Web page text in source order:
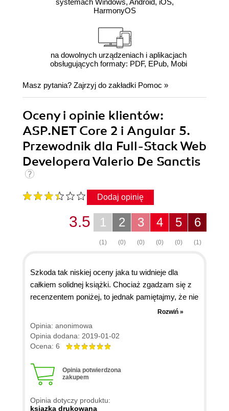
systemach Windows, Android, iOS,
HarmonyOS
na dowolnych urządzeniach i aplikacjach
obsługujących formaty: PDF, EPub, Mobi
Masz pytania? Zajrzyj do zakładki Pomoc »
Oceny i opinie klientów:
ASP.NET Core 2 i Angular 5.
Przewodnik dla Full-Stack Web
Developera Valerio De Sanctis
Dodaj opinię
6
(1)
5
(0)
4
(0)
3
(0)
2
(0)
1
(1)
3.5
Szkoda tak niskiej oceny jaka tu widnieje dla
całkiem solidnej książki. Chociaż zgadzam się z
recenzentem poniżej, to jednak pamiętajmy, że nie
autor książki zawinił, to wina Helionu i jego
"opieszałości" w tłumaczeniu książek. Kupiłem tę
książkę tylko dlatego, że była w mocnej promocji,
oznaczona jako NOWOŚĆ (wyszła w Helionie
zakupu jest już preview .NET Core 3 (po udanych
i ważnych aktualizacjach 2.1 i 2.2) oraz Angular 7.
żeby trochę załagodzić średnią po pierwszej
Rozwiń »
Opinia: anonimowa
Opinia dodana: 2019-01-02
Ocena: 6
Opinia potwierdzona
zakupem
Opinia dotyczy produktu:
ksiązka drukowana